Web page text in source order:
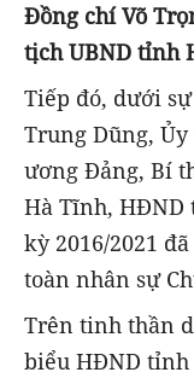
Đồng chí Võ
tịch UBND tỉnh
Tiếp đó, dưới
Trung Dũng,
ương Đảng, Bí
Hà Tĩnh,
kỳ 2016/2021
toàn nhân sự
Trên tinh thần
biểu HĐND